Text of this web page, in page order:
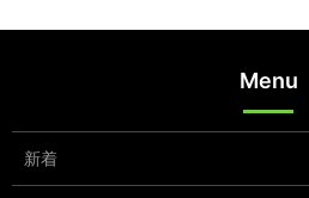
Menu
新着